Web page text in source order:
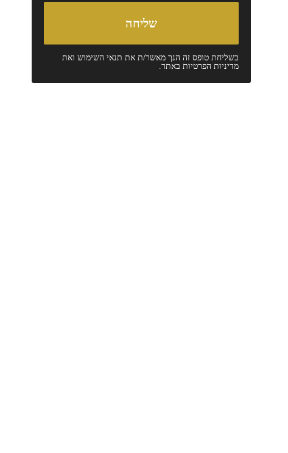
בשליחת טופס זה הנך מאשר/ת את תנאי השימושואת
מדיניות הפרטיותבאתר.